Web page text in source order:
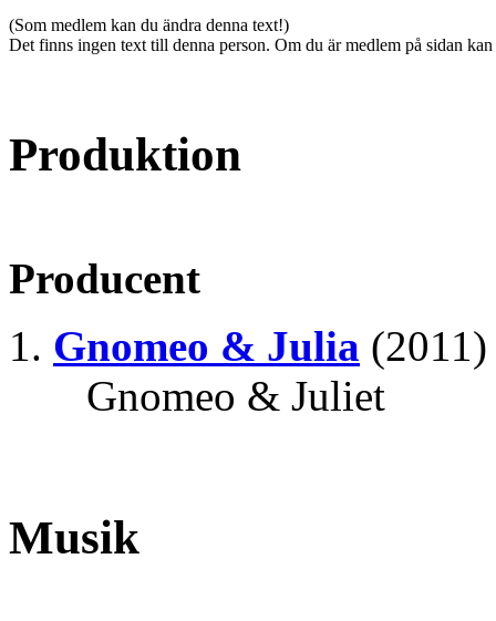
(Som medlem kan du ändra denna text!)
Det finns ingen text till denna person. Om du är medlem på sidan
Produktion
Producent
Gnomeo & Julia (2011)
Gnomeo & Juliet
Musik